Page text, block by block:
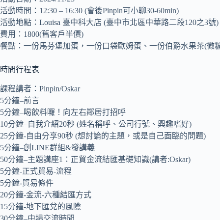
活動時間：12:30 – 16:30 (會後Pinpin可小聊30-60min)
活動地點：Louisa 臺中科大店 (臺中市北區中華路二段120之3號)
費用：1800(舊客戶半價)
餐點：一份馬芬堡加蛋，一份口袋歐姆蛋、一份伯爵水果茶(微
時間行程表
課程講者：Pinpin/Oskar
5分鐘–前言
5分鐘–喝飲料囉！向左右鄰居打招呼
10分鐘–自我介紹20秒 (姓名稱呼、公司行號、興趣嗜好)
25分鐘-自由分享90秒 (想討論的主題，或是自己面臨的問題)
5分鐘–創LINE群組&發講義
50分鐘–主題講座1：正貿金流結匯基礎知識(講者:Oskar)
5分鐘-正式貿易-流程
5分鐘-貿易條件
20分鐘-金流-六種結匯方式
15分鐘-地下匯兌的風險
30分鐘–中場交流時間